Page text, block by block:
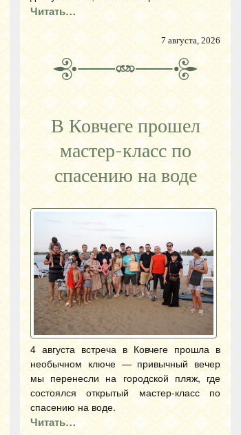
Читать…
7 августа, 2026
В Ковчеге прошел
мастер-класс по
спасению на воде
4 августа встреча в Ковчеге прошла в
необычном ключе — привычный вечер
мы перенесли на городской пляж, где
состоялся открытый мастер-класс по
спасению на воде.
Читать…